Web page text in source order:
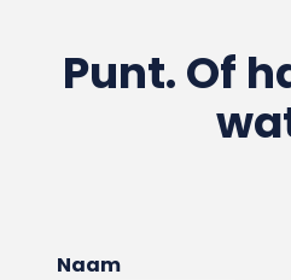
Punt. Of
Naam